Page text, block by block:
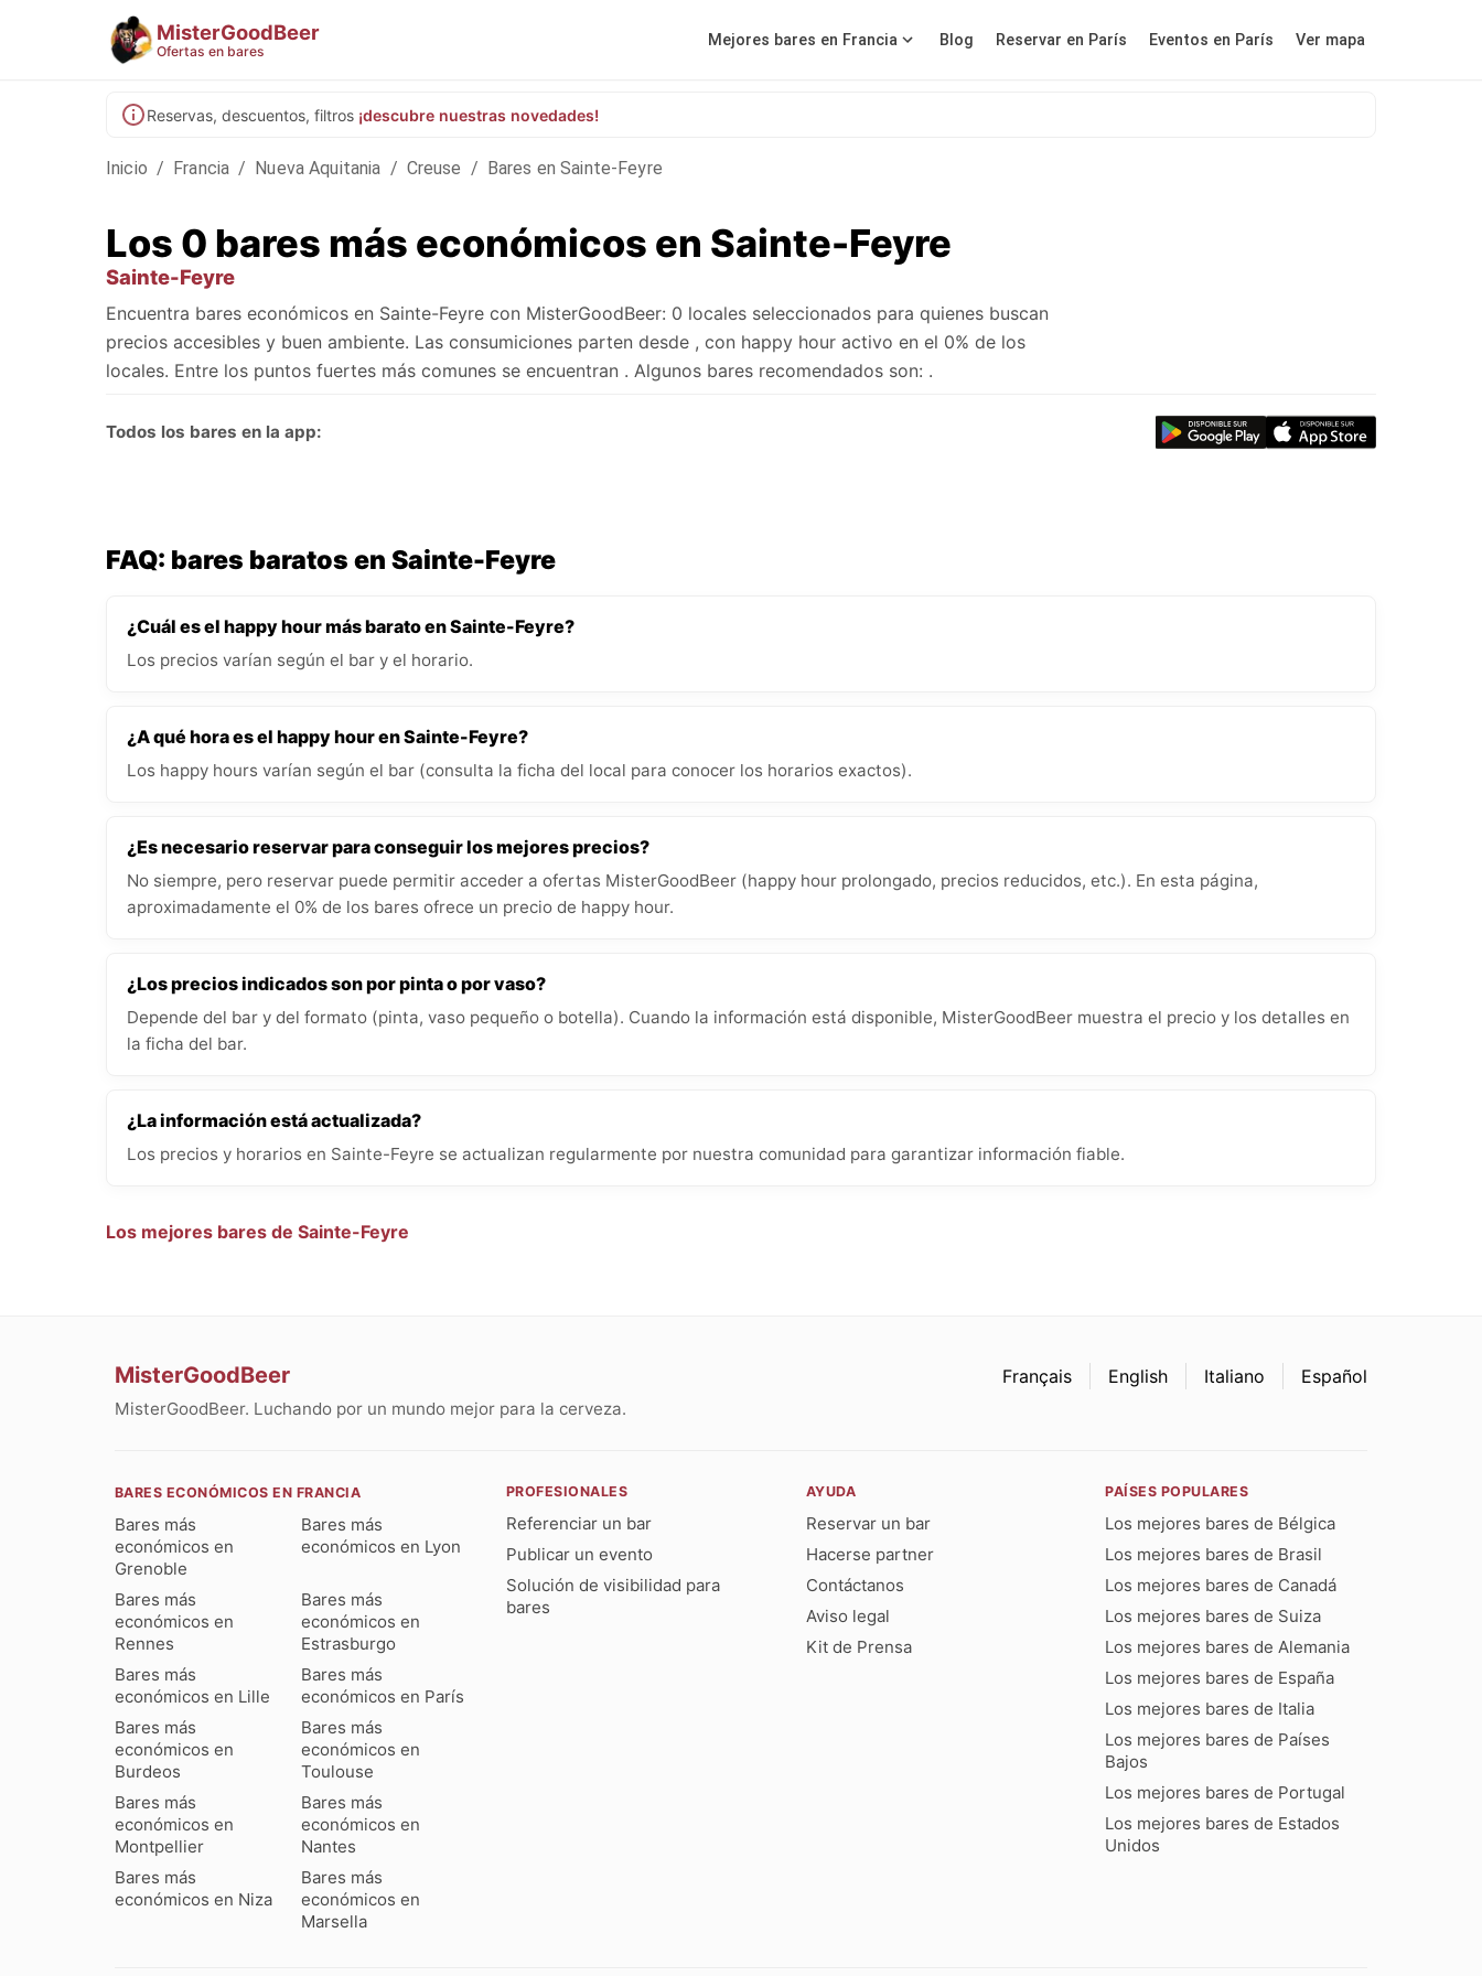
MisterGoodBeer
Ofertas en bares
Mejores bares en Francia Blog Reservar en París Eventos en París Ver mapa
Reservas, descuentos, filtros ¡descubre nuestras novedades!
Inicio / Francia / Nueva Aquitania / Creuse / Bares en Sainte-Feyre
Los 0 bares más económicos en Sainte-Feyre
Sainte-Feyre
Encuentra bares económicos en Sainte-Feyre con MisterGoodBeer: 0 locales seleccionados para quienes buscan
precios accesibles y buen ambiente. Las consumiciones parten desde , con happy hour activo en el 0% de los
locales. Entre los puntos fuertes más comunes se encuentran . Algunos bares recomendados son: .
Todos los bares en la app:
FAQ: bares baratos en Sainte-Feyre
¿Cuál es el happy hour más barato en Sainte-Feyre?
Los precios varían según el bar y el horario.
¿A qué hora es el happy hour en Sainte-Feyre?
Los happy hours varían según el bar (consulta la ficha del local para conocer los horarios exactos).
¿Es necesario reservar para conseguir los mejores precios?
No siempre, pero reservar puede permitir acceder a ofertas MisterGoodBeer (happy hour prolongado, precios reducidos, etc.). En esta página,
aproximadamente el 0% de los bares ofrece un precio de happy hour.
¿Los precios indicados son por pinta o por vaso?
Depende del bar y del formato (pinta, vaso pequeño o botella). Cuando la información está disponible, MisterGoodBeer muestra el precio y los detalles en
la ficha del bar.
¿La información está actualizada?
Los precios y horarios en Sainte-Feyre se actualizan regularmente por nuestra comunidad para garantizar información fiable.
Los mejores bares de Sainte-Feyre
MisterGoodBeer
MisterGoodBeer. Luchando por un mundo mejor para la cerveza.
Français English Italiano Español
BARES ECONÓMICOS EN FRANCIA
Bares más
económicos en
Grenoble
Bares más
económicos en Lyon
Bares más
económicos en
Rennes
Bares más
económicos en
Estrasburgo
Bares más
económicos en Lille
Bares más
económicos en París
Bares más
económicos en
Burdeos
Bares más
económicos en
Toulouse
Bares más
económicos en
Montpellier
Bares más
económicos en
Nantes
Bares más
económicos en Niza
Bares más
económicos en
Marsella
PROFESIONALES
Referenciar un bar
Publicar un evento
Solución de visibilidad para
bares
AYUDA
Reservar un bar
Hacerse partner
Contáctanos
Aviso legal
Kit de Prensa
PAÍSES POPULARES
Los mejores bares de Bélgica
Los mejores bares de Brasil
Los mejores bares de Canadá
Los mejores bares de Suiza
Los mejores bares de Alemania
Los mejores bares de España
Los mejores bares de Italia
Los mejores bares de Países
Bajos
Los mejores bares de Portugal
Los mejores bares de Estados
Unidos